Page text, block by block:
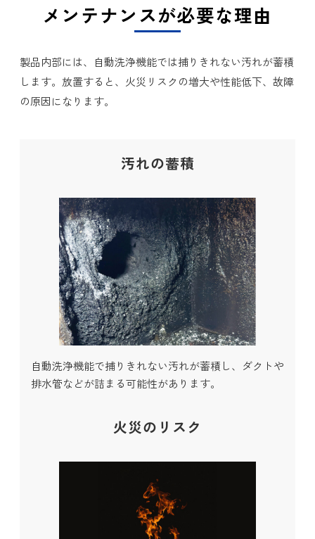
メンテナンスが必要な理由
製品内部には、自動洗浄機能では捕りきれない汚れが蓄積
します。放置すると、火災リスクの増大や性能低下、故障
の原因になります。
汚れの蓄積
自動洗浄機能で捕りきれない汚れが蓄積し、ダクトや
排水管などが詰まる可能性があります。
火災のリスク